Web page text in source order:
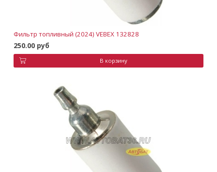
Фильтр топливный (2024) VEBEX 132828
250.00 руб
В корзину